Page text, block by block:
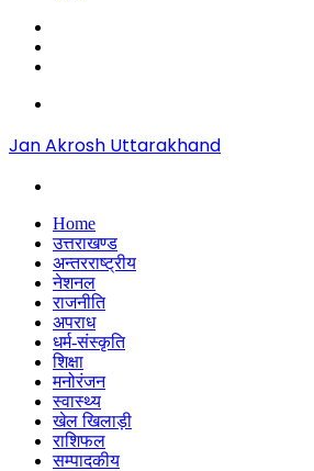
Jan Akrosh Uttarakhand
Home
उत्तराखण्ड
अन्तरराष्ट्रीय
नेशनल
राजनीति
अपराध
धर्म-संस्कृति
शिक्षा
मनोरंजन
स्वास्थ्य
खेल खिलाड़ी
राशिफल
सम्पादकीय